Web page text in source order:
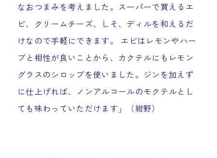
なおつまみを考えました。スーパーで買えるエ
ビ、クリームチーズ、しそ、ディルを和えるだ
けなので手軽にできます。 エビはレモンやハー
ブと相性が良いことから、カクテルにもレモン
グラスのシロップを使いました。ジンを加えず
に仕上げれば、ノンアルコールのモクテルとし
ても味わっていただけます」（紺野）